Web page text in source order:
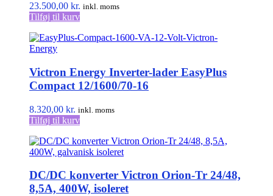
23.500,00 kr. inkl. moms
Tilføj til kurv
Victron Energy Inverter-lader EasyPlus
Compact 12/1600/70-16
8.320,00 kr. inkl. moms
Tilføj til kurv
DC/DC konverter Victron Orion-Tr 24/48,
8,5A, 400W, isoleret